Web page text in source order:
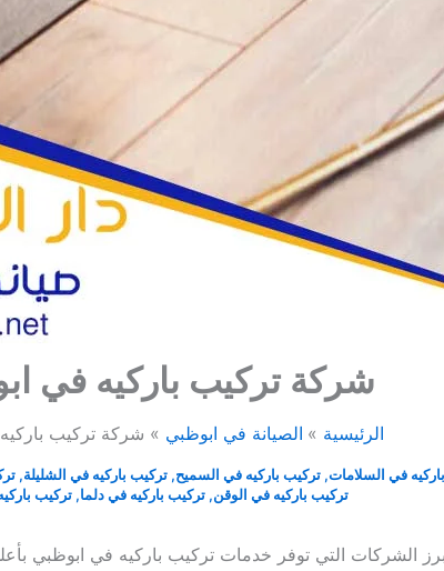
شركة تركيب باركيه في
الرئيسية الصيانة في ابوظبي شركة تركيب
في السلامات,تركيب باركيه في السميح,تركيب باركيه في الشليلة,
تركيب باركيه في الوقن,تركيب باركيه في دلما,تركيب
الشركات التي توفر خدمات تركيب باركيه في ابوظبي